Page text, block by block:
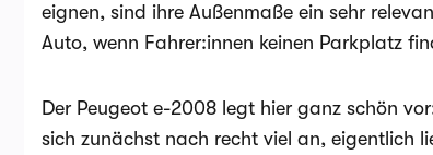
eignen, sind ihre Außenmaße ein sehr
Auto, wenn Fahrer:innen keinen Parkplatz
Der Peugeot e-2008 legt hier ganz schön
sich zunächst nach recht viel an, eigentlich